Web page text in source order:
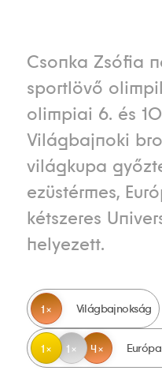
Csonka Zsófia
sportlövő
olimpiai 6. és
Világbajnoki
világkupa
ezüstérmes,
kétszeres
helyezett.
1 Világbajnokság
1 1 4